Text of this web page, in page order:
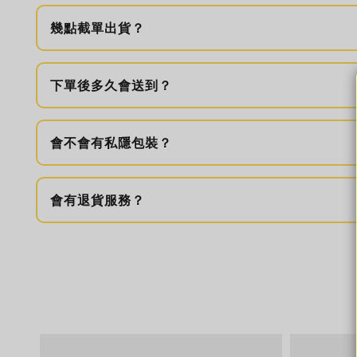
幾點截單出貨？
下單後多久會送到？
會不會有私隱包裝？
會有退貨服務？